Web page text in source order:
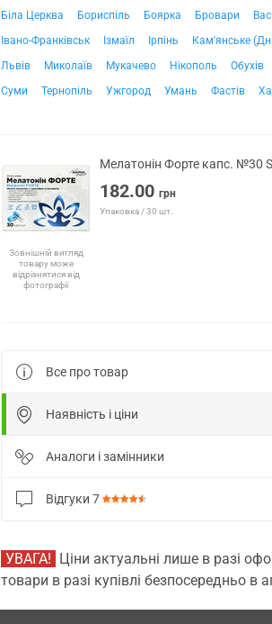
Біла Церква Бориспіль Боярка Бровари
Івано-Франківськ
Ізмаїл Ірпінь Кам'янське
Львів
Миколаїв Мукачево Нікополь Обухів
Суми
Тернопіль Ужгород Умань Фастів
Зовнішній вигляд
товару може
відрізнятися від
фотографії
Мелатонін Форте капс. №30
182.00 грн
Упаковка / 30 шт.
Все про товар
Наявність і ціни
Аналоги і замінники
Відгуки 7
УВАГА! Ціни актуальні лише в разі
товари в разі купівлі безпосередньо в